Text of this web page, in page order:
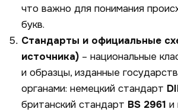
что важно для понимания
букв.
Стандарты и официальные
источника) – национальные
и образцы, изданные
органами: немецкий стандарт
британский стандарт BS 2961 и